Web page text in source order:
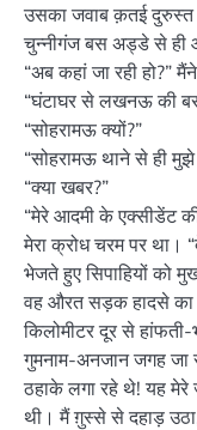
उसका जवाब क़तई दुरुस्त
चुन्नीगंज बस अड्डे से ही
“अब कहां जा रही हो?”
“घंटाघर से लखनऊ की
“सोहरामऊ क्यों?”
“सोहरामऊ थाने से ही
“क्या खबर?”
“मेरे आदमी के एक्सीडेंट
मेरा क्रोध चरम पर था।
भेजते हुए सिपाहियों को
वह औरत सड़क हादसे का
किलोमीटर दूर से
गुमनाम-अनजान जगह
ठहाके लगा रहे थे! यह मेरे
थी। मैं ग़ुस्से से दहाड़